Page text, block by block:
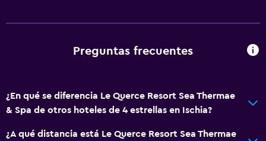
Preguntas frecuentes
¿En qué se diferencia Le Querce Resort Sea Thermae
& Spa de otros hoteles de 4 estrellas en Ischia?
¿A qué distancia está Le Querce Resort Sea Thermae